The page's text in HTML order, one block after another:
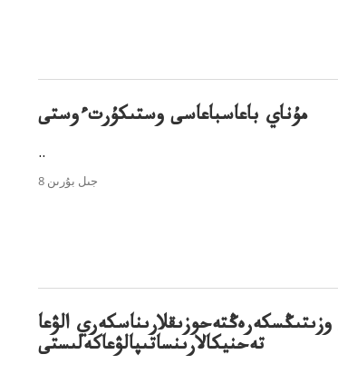
مۇناي باعاسباعاسى وستىكۇرتءوستى
..
8 جىل بۇرىن
الۋعا
تەحنيكالارىنساتىپالۋعاكەلىستى